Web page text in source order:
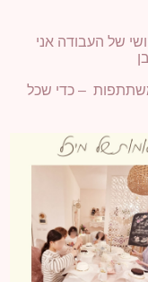
של העבודה אני
מוגבל לקבוצה 10 משתתפות – כדי שכל